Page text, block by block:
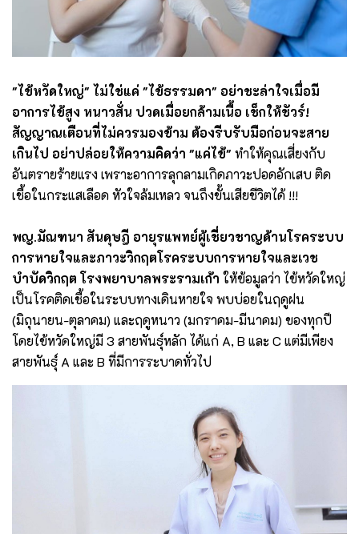
"ไข้หวัดใหญ่" ไม่ใช่แค่ "ไข้ธรรมดา" อย่าชะล่าใจเมื่อมี
อาการไข้สูง หนาวสั่น ปวดเมื่อยกล้ามเนื้อ เช็กให้ชัวร์!
สัญญาณเตือนที่ไม่ควรมองข้าม ต้องรีบรับมือก่อนจะสาย
เกินไป อย่าปล่อยให้ความคิดว่า "แค่ไข้" ทำให้คุณเสี่ยงกับ
อันตรายร้ายแรง เพราะอาการลุกลามเกิดภาวะปอดอักเสบ ติด
เชื้อในกระแสเลือด หัวใจล้มเหลว จนถึงขั้นเสียชีวิตได้ !!!
พญ.มัณฑนา สันดุษฎี อายุรแพทย์ผู้เชี่ยวชาญด้านโรคระบบ
การหายใจและภาวะวิกฤตโรคระบบการหายใจและเวช
บำบัดวิกฤต โรงพยาบาลพระรามเก้า ให้ข้อมูลว่า ไข้หวัดใหญ่
เป็นโรคติดเชื้อในระบบทางเดินหายใจ พบบ่อยในฤดูฝน
(มิถุนายน-ตุลาคม) และฤดูหนาว (มกราคม-มีนาคม) ของทุกปี
โดยไข้หวัดใหญ่มี 3 สายพันธุ์หลัก ได้แก่ A, B และ C แต่มีเพียง
สายพันธุ์ A และ B ที่มีการระบาดทั่วไป